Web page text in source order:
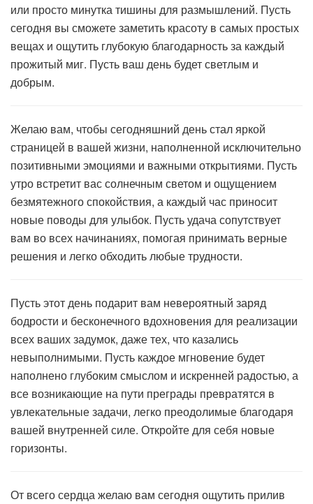
или просто минутка тишины для размышлений. Пусть
сегодня вы сможете заметить красоту в самых простых
вещах и ощутить глубокую благодарность за каждый
прожитый миг. Пусть ваш день будет светлым и
добрым.
Желаю вам, чтобы сегодняшний день стал яркой
страницей в вашей жизни, наполненной исключительно
позитивными эмоциями и важными открытиями. Пусть
утро встретит вас солнечным светом и ощущением
безмятежного спокойствия, а каждый час приносит
новые поводы для улыбок. Пусть удача сопутствует
вам во всех начинаниях, помогая принимать верные
решения и легко обходить любые трудности.
Пусть этот день подарит вам невероятный заряд
бодрости и бесконечного вдохновения для реализации
всех ваших задумок, даже тех, что казались
невыполнимыми. Пусть каждое мгновение будет
наполнено глубоким смыслом и искренней радостью, а
все возникающие на пути преграды превратятся в
увлекательные задачи, легко преодолимые благодаря
вашей внутренней силе. Откройте для себя новые
горизонты.
От всего сердца желаю вам сегодня ощутить прилив